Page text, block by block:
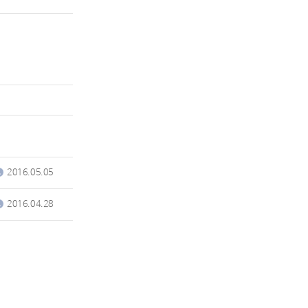
2016.05.05
2016.04.28